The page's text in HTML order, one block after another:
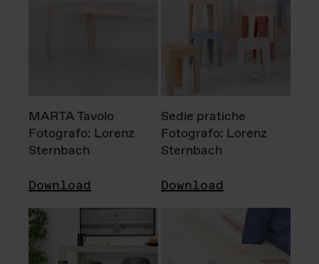
MARTA Tavolo
Fotografo: Lorenz
Sternbach
Download
Sedie pratiche
Fotografo: Lorenz
Sternbach
Download